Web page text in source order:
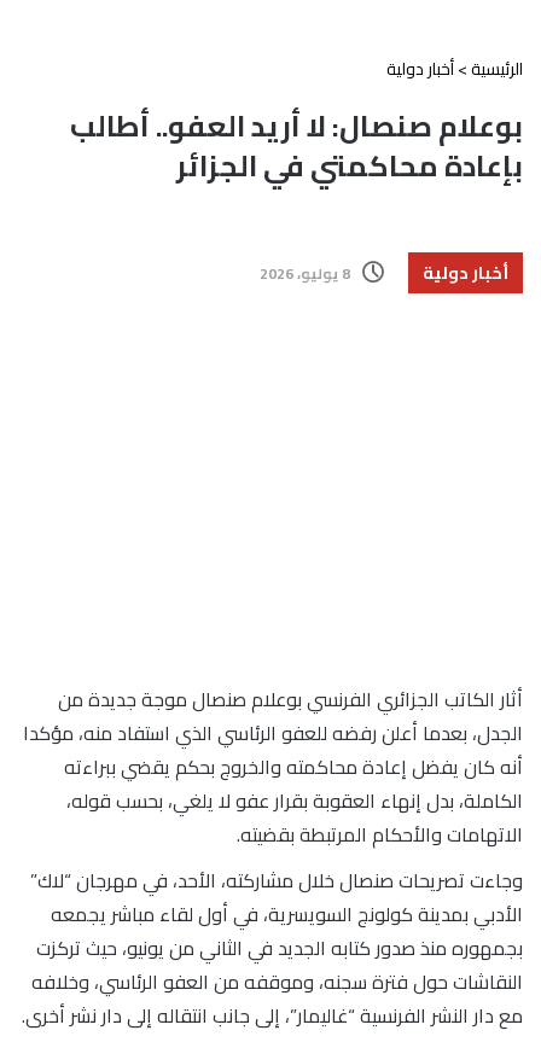
الرئيسية>أخبار دولية
بوعلام صنصال: لا أريد العفو.. أطالب
بإعادة محاكمتي في الجزائر
أخبار دولية 8 يوليو، 2026
أثار الكاتب الجزائري الفرنسي بوعلام صنصال موجة جديدة من
الجدل، بعدما أعلن رفضه للعفو الرئاسي الذي استفاد منه، مؤكدا
أنه كان يفضل إعادة محاكمته والخروج بحكم يقضي ببراءته
الكاملة، بدل إنهاء العقوبة بقرار عفو لا يلغي، بحسب قوله،
الاتهامات والأحكام المرتبطة بقضيته.
وجاءت تصريحات صنصال خلال مشاركته، الأحد، في مهرجان “لاك”
الأدبي بمدينة كولونج السويسرية، في أول لقاء مباشر يجمعه
بجمهوره منذ صدور كتابه الجديد في الثاني من يونيو، حيث تركزت
النقاشات حول فترة سجنه، وموقفه من العفو الرئاسي، وخلافه
مع دار النشر الفرنسية “غاليمار”، إلى جانب انتقاله إلى دار نشر أخرى.